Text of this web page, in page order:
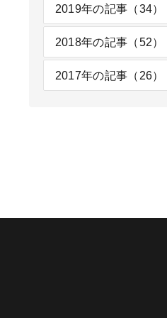
2019年の記事（34）
2018年の記事（52）
2017年の記事（26）